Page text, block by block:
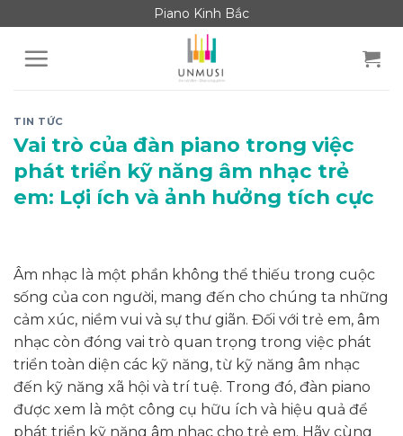
to
content
Piano Kinh Bắc
TIN TỨC
Vai trò của đàn piano trong việc
phát triển kỹ năng âm nhạc trẻ
em: Lợi ích và ảnh hưởng tích cực
Âm nhạc là một phần không thể thiếu trong cuộc
sống của con người, mang đến cho chúng ta những
cảm xúc, niềm vui và sự thư giãn. Đối với trẻ em, âm
nhạc còn đóng vai trò quan trọng trong việc phát
triển toàn diện các kỹ năng, từ kỹ năng âm nhạc
đến kỹ năng xã hội và trí tuệ. Trong đó, đàn piano
được xem là một công cụ hữu ích và hiệu quả để
phát triển kỹ năng âm nhạc cho trẻ em. Hãy cùng